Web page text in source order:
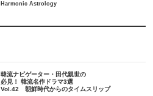
韓流ナビゲーター・田代親世の
必見！ 韓流名作ドラマ3選
Vol.42 朝鮮時代からのタイムスリップ